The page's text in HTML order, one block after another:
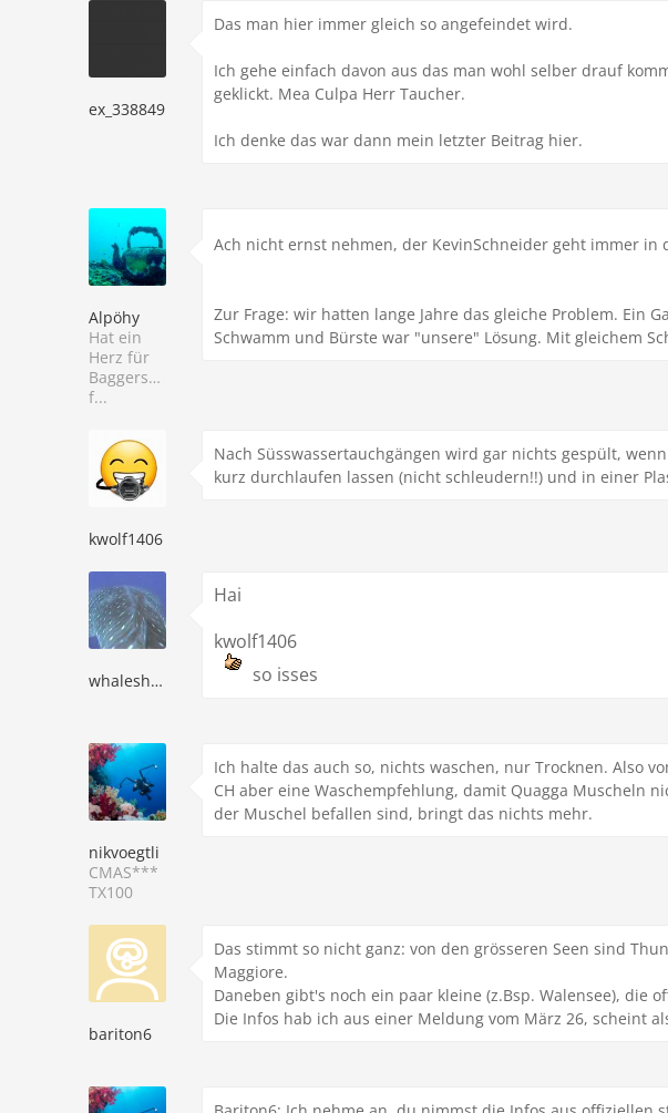
ex_338849
Das man hier immer gleich so angefeindet wird.
Ich gehe einfach davon aus das man wohl selber drauf
geklickt. Mea Culpa Herr Taucher.
Ich denke das war dann mein letzter Beitrag hier.
Alpöhy
Hat ein
Herz für
Baggersee-
f...
Ach nicht ernst nehmen, der KevinSchneider geht immer in
Zur Frage: wir hatten lange Jahre das gleiche Problem. Ein
Schwamm und Bürste war "unsere" Lösung. Mit gleichem
kwolf1406
Nach Süsswassertauchgängen wird gar nichts gespült,
kurz durchlaufen lassen (nicht schleudern!!) und in einer
whaleshark
Hai
kwolf1406
so isses
nikvoegtli
CMAS***
TX100
Ich halte das auch so, nichts waschen, nur Trocknen. Also
CH aber eine Waschempfehlung, damit Quagga Muscheln
der Muschel befallen sind, bringt das nichts mehr.
bariton6
Das stimmt so nicht ganz: von den grösseren Seen sind
Maggiore.
Daneben gibt's noch ein paar kleine (z.Bsp. Walensee), die
Die Infos hab ich aus einer Meldung vom März 26, scheint